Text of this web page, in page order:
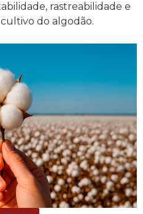
rastreabilidade e
do algodão.